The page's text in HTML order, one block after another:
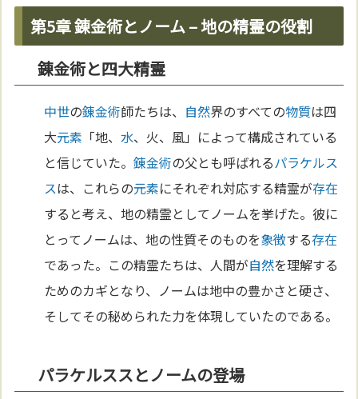
第5章 錬金術とノーム – 地の精霊の役割
錬金術と四大精霊
中世の錬金術師たちは、 自然界のすべての物質は四
大元素 「地、水、火、風」によって構成されている
と信じていた。錬金術の父とも呼ばれるパラケルス
スは、これらの元素にそれぞれ対応する精霊が存在
すると考え、地の精霊としてノームを挙げた。彼に
とってノームは、地の性質そのものを象徴する存在
であった。この精霊たちは、人間が自然を理解する
ためのカギとなり、ノームは地中の豊かさと硬さ、
そしてその秘められた力を体現していたのである。
パラケルススとノームの登場